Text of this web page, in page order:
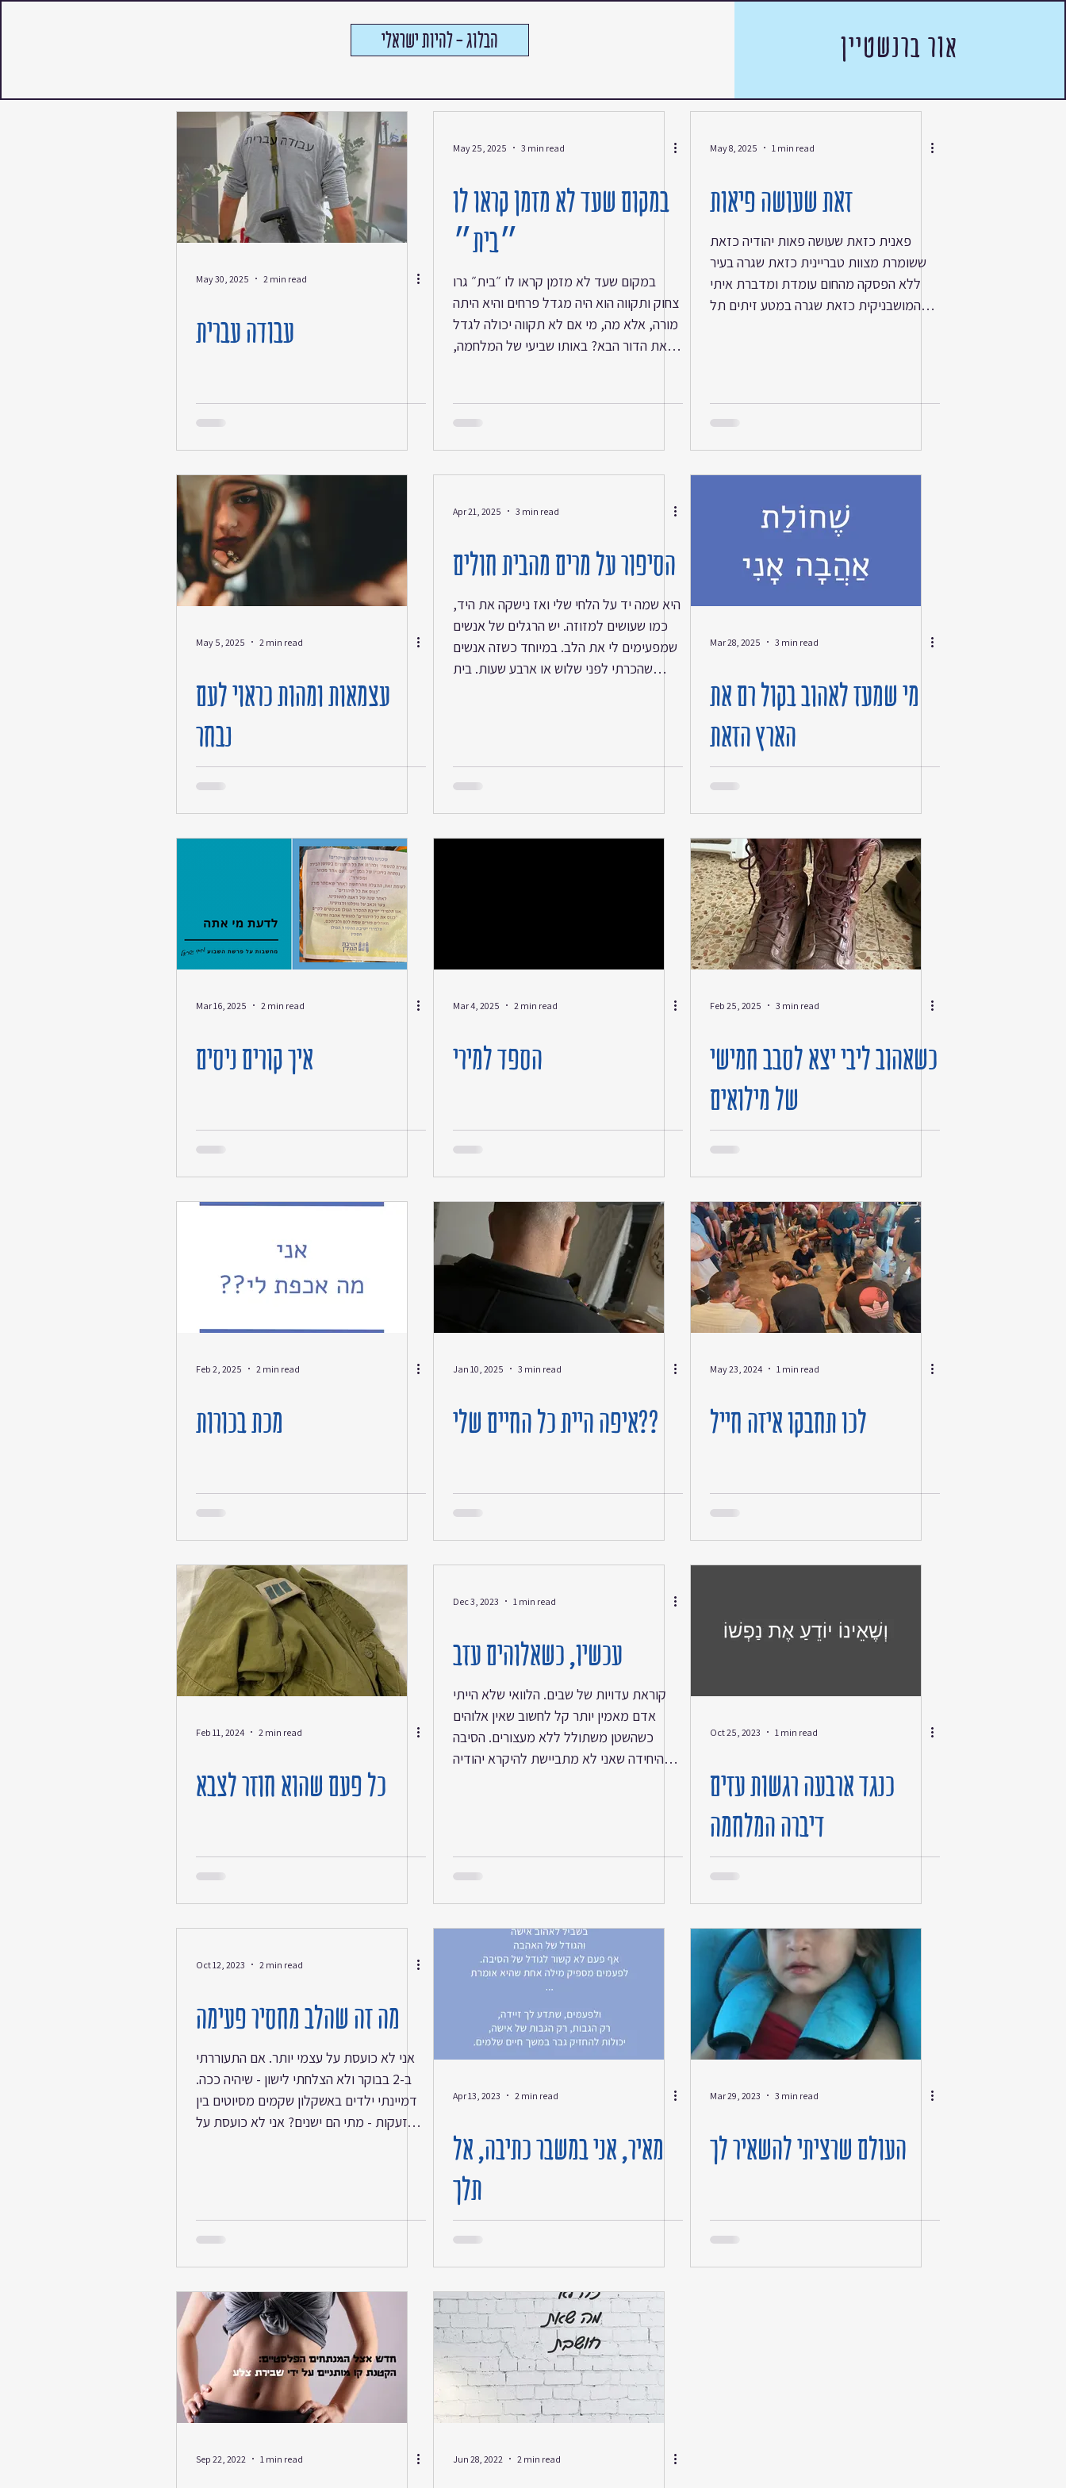
הבלוג - להיות ישראלי אור ברנשטיין
May 30, 2025 2 min read
עבודה עברית
May 25, 2025 3 min read
במקום שעד לא מזמן קראו לו
״בית״
במקום שעד לא מזמן קראו לו ״בית״ גרו
צחוק ותקווה הוא היה מגדל פרחים והיא היתה
מורה, אלא מה, מי אם לא תקווה יכולה לגדל
את הדור הבא? באותו שביעי של המלחמה,
אהב גם לגדל אנשים, ילדים, חיילים, בעיקר
זרוקים, כאלה שהסתובבו עם מבטים תמוהים
דווקא אותם הוא אסף, המ״פ הנערץ כל סוגי
הרגשות והאנשים הלכו אחריו נדבקו בצחוק
שבקושי סיים בית ספר שהתחתן מיד עם
May 8, 2025 1 min read
זאת שעושה פיאות
פאנית ‏כזאת שעושה פאות ‏יהודיה ‏כזאת
ששומרת מצוות ‏טבריינית ‏כזאת שגרה בעיר
ללא הפסקה מהחום ‏עומדת ומדברת איתי
‏המושבניקית ‏כזאת שגרה במטע זיתים ‏תל
‏וכך ‏תוך שניה של הכרות מקרית ‏היא סיפרה לי
על החטופים ‏על התפילות ‏היא אולי חרדית
May 5, 2025 2 min read
עצמאות ומהות כראוי לעם
נבחר
Apr 21, 2025 3 min read
הסיפור על מרים מהבית חולים
היא שמה יד על הלחי שלי ואז נישקה את היד,
כמו שעושים למזוזה. יש הרגלים של אנשים
שמפעימים לי את הלב. במיוחד כשזה אנשים
שהכרתי לפני שלוש או ארבע שעות. בית
מי תיאר לעצמו שעוברים כאלה סרטים בחדר
המתנה של בית חולים. באיזה שהוא שלב
Mar 28, 2025 3 min read
מי שמעז לאהוב בקול רם את
הארץ הזאת
Mar 16, 2025 2 min read
איך קורים ניסים
Mar 4, 2025 2 min read
הספד למירי
Feb 25, 2025 3 min read
כשאהוב ליבי יצא לסבב חמישי
של מילואים
Feb 2, 2025 2 min read
מכת בכורות
Jan 10, 2025 3 min read
איפה היית כל החיים שלי??
May 23, 2024 1 min read
לכו תחבקו איזה חייל
Feb 11, 2024 2 min read
כל פעם שהוא חוזר לצבא
Dec 3, 2023 1 min read
עכשיו, כשאלוהים עזב
קוראת עדויות של שבים. הלוואי שלא הייתי
אדם מאמין יותר קל לחשוב שאין אלוהים
כשהשטן משתולל ללא מעצורים. הסיבה
היחידה שאני לא מתביישת להיקרא יהודיה
באוקטובר תפסתי מעצמי אדם הומני אבל -
הלב שלי קרוע לכאלה גזרים הלילה, שהוא
ממש פועם בלית-ברירה, אם משהו נותר בי זו
Oct 25, 2023 1 min read
כנגד ארבעה רגשות עזים
דיברה המלחמה
Oct 12, 2023 2 min read
מה זה שהלב מחסיר פעימה
אני לא כועסת על עצמי יותר. אם התעוררתי
ב-2 בבוקר ולא הצלחתי לישון - שיהיה ככה.
דמיינתי ילדים באשקלון שקמים מסיוטים בין
אזעקות - מתי הם ישנים? אני לא כועסת על
לא נרדמת יותר. גם עכשיו בזמן מלחמה, גם
אחרי שננצח והשקט יחזור ואפשר יהיה לישון.
אני לא נרדמת יותר בשמירה, אני
Apr 13, 2023 2 min read
מאיר, אני במשבר כתיבה, אל
תלך
Mar 29, 2023 3 min read
העולם שרציתי להשאיר לך
Sep 22, 2022 1 min read Jun 28, 2022 2 min read